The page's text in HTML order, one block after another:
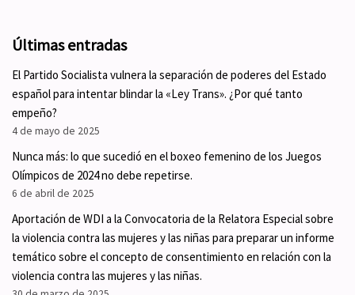
Últimas entradas
El Partido Socialista vulnera la separación de poderes del Estado
español para intentar blindar la «Ley Trans». ¿Por qué tanto
empeño?
4 de mayo de 2025
Nunca más: lo que sucedió en el boxeo femenino de los Juegos
Olímpicos de 2024 no debe repetirse.
6 de abril de 2025
Aportación de WDI a la Convocatoria de la Relatora Especial sobre
la violencia contra las mujeres y las niñas para preparar un informe
temático sobre el concepto de consentimiento en relación con la
violencia contra las mujeres y las niñas.